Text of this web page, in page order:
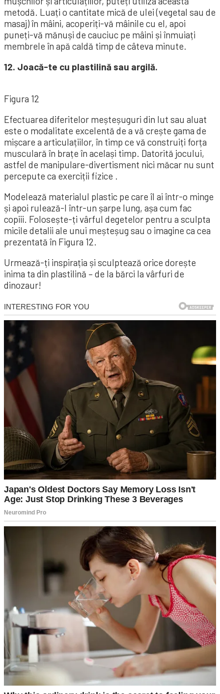
metodă. Luați o cantitate mică de ulei (vegetal sau de
masaj) în mâini, acoperiți-vă mâinile cu el, apoi
puneți-vă mănuși de cauciuc pe mâini și înmuiați
membrele în apă caldă timp de câteva minute.
12. Joacă-te cu plastilină sau argilă.
Figura 12
Efectuarea diferitelor meșteșuguri din lut sau aluat
este o modalitate excelentă de a vă crește gama de
mișcare a articulațiilor, în timp ce vă construiți forța
musculară în brațe în același timp. Datorită jocului,
astfel de manipulare-divertisment nici măcar nu sunt
percepute ca exerciții fizice .
Modelează materialul plastic pe care îl ai într-o minge
și apoi rulează-l într-un șarpe lung, așa cum fac
copiii. Folosește-ți vârful degetelor pentru a sculpta
micile detalii ale unui meșteșug sau o imagine ca cea
prezentată în Figura 12.
Urmează-ți inspirația și sculptează orice dorește
inima ta din plastilină – de la bărci la vârfuri de
dinozaur!